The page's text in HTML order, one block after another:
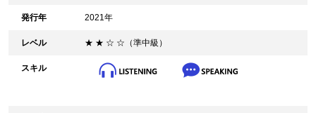
発行年 2021年
レベル ★ ★ ☆ ☆（準中級）
スキル